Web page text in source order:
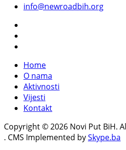
info@newroadbih.org
Home
O nama
Aktivnosti
Vijesti
Kontakt
Copyright © 2026 Novi Put BiH.
. CMS Implemented bySkype.ba